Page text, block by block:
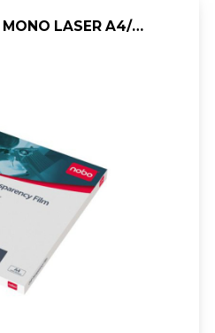
TRANSPARANT NOBO MONO LASER A4/PAK 50